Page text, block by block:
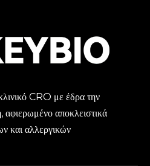
CRO με έδρα την
αφιερωμένο αποκλειστικά
και αλλεργικών